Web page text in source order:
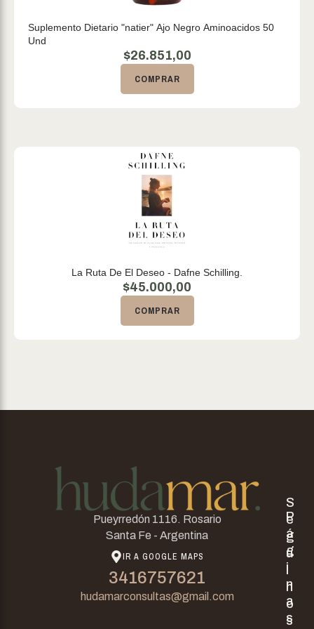
Suplemento Dietario "natier" Ajo Negro Aminoacidos 50
Und
$26.851,00
COMPRAR
La Ruta De El Deseo - Dafne Schilling.
$45.000,00
COMPRAR
Pueyrredón 1116. Rosario
Santa Fe - Argentina
IR A GOOGLE MAPS
3416757621
hudamarconsultas@gmail.com
P
á
g
i
n
a
s
S
e
g
u
n
o
s